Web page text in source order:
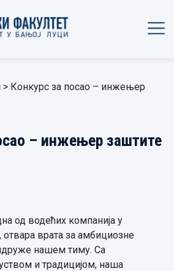
> Конкурс за посао – инжењер
– инжењер заштите
од водећих компанија у
отвара врата за амбициозне
нашем тиму. Са
и традицијом, наша